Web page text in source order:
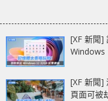
[XF 新聞]
Windows
[XF 新聞]
頁面可被